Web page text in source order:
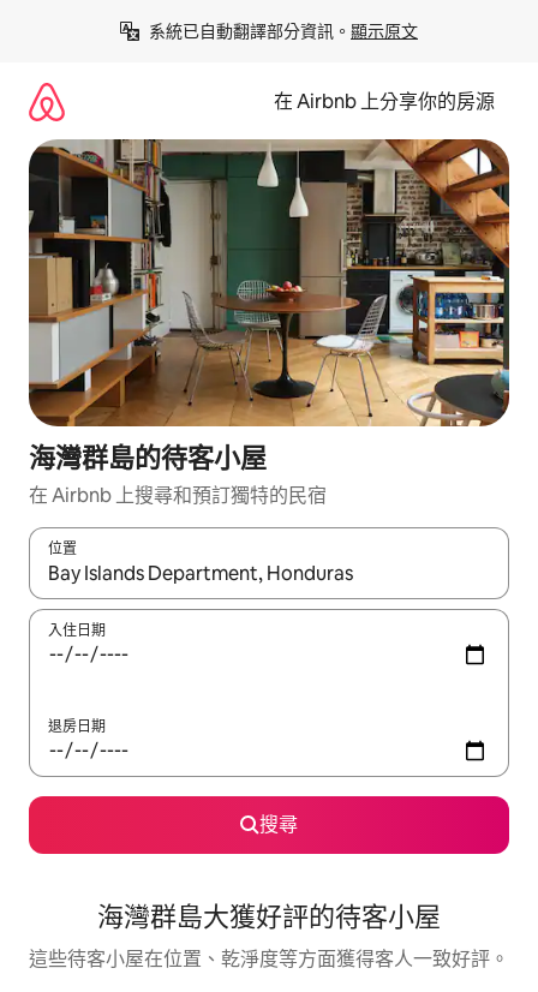
系統已自動翻譯部分資訊。 顯示原文
在 Airbnb 上分享你的房源
海灣群島的待客小屋
在 Airbnb 上搜尋和預訂獨特的民宿
位置
如有搜尋結果，瀏覽內容時請使用上下箭頭，或輕點、滑動裝置。
入住日期
退房日期
搜尋
海灣群島大獲好評的待客小屋
這些待客小屋在位置、乾淨度等方面獲得客人一致好評。